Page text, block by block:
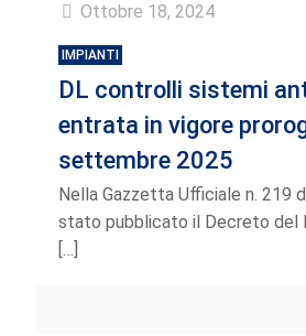
Ottobre 18, 2024
IMPIANTI
DL controlli sistemi
entrata in vigore
settembre 2025
Nella Gazzetta Ufficiale n. 219
stato pubblicato il Decreto del
[…]